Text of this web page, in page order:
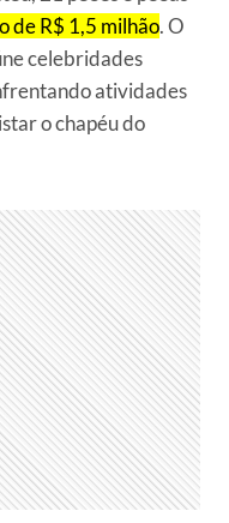
de R$ 1,5 milhão. O
celebridades
atividades
o chapéu do